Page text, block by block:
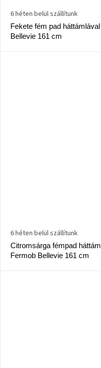
Fekete fém pad
Bellevie 161 cm
6 héten belül szállítunk
Citromsárga fémpad
Fermob Bellevie 161 cm
6 héten belül szállítunk